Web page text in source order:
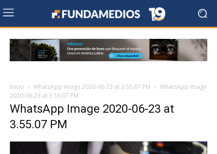
Inicio WhatsApp Image 2020-06-23 at 3.55.07 PM
WhatsApp Image
2020-06-23 at 3.55.07 PM
WhatsApp Image 2020-06-23 at
3.55.07 PM